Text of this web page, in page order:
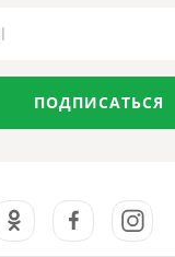
ПОДПИСАТЬСЯ